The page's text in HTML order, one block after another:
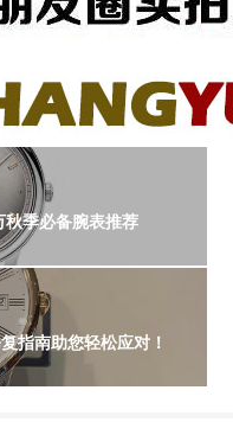
季必备腕表推荐
指南助您轻松应对！